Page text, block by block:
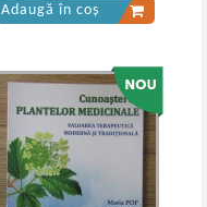
Adaugă în coș